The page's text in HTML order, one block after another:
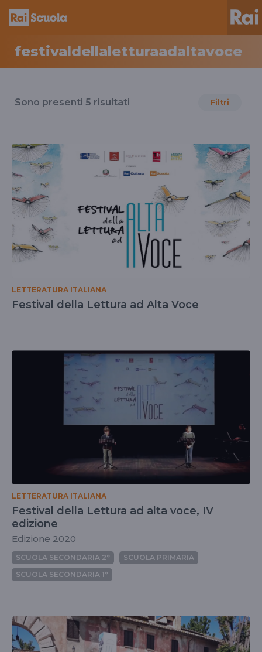
festivaldellaletturaadaltavoce
il
festivaldellaletturaadaltavoce
Sono presenti 5 risultati Filtri
LETTERATURA ITALIANA
Festival della Lettura ad Alta Voce
LETTERATURA ITALIANA
Festival della Lettura ad alta voce, IV
edizione
Edizione 2020
SCUOLA SECONDARIA 2°
SCUOLA PRIMARIA
SCUOLA SECONDARIA 1°